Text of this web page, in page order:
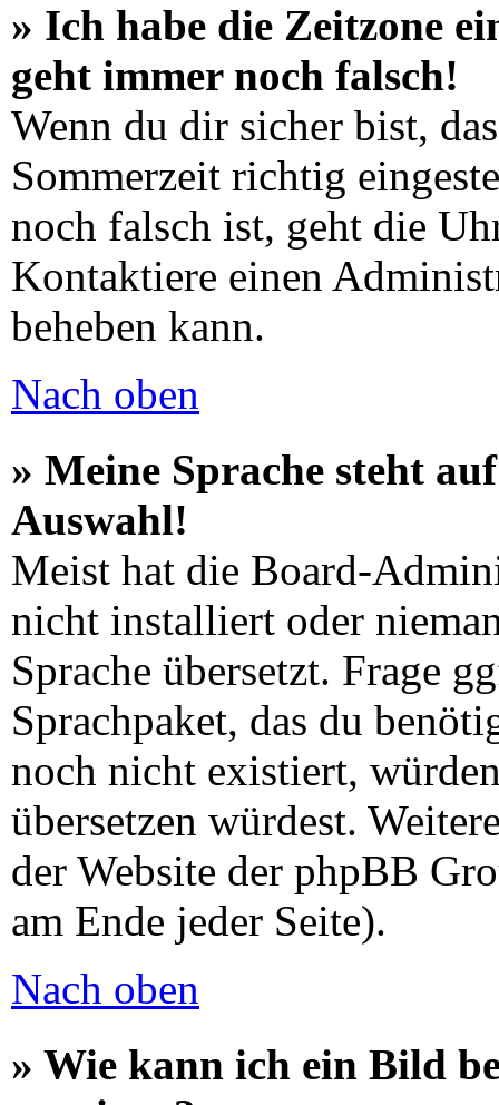
» Ich habe die Zeitzone
geht immer noch falsch!
Wenn du dir sicher bist,
Sommerzeit richtig
noch falsch ist, geht die
Kontaktiere einen
beheben kann.
Nach oben
» Meine Sprache steht
Auswahl!
Meist hat die Board-
nicht installiert oder
Sprache übersetzt. Frage
Sprachpaket, das du
noch nicht existiert,
übersetzen würdest.
der Website der phpBB
am Ende jeder Seite).
Nach oben
» Wie kann ich ein Bild